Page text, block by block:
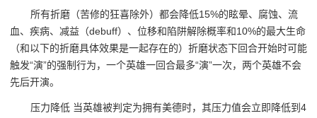
所有折磨（苦修的狂喜除外）都会降低15%的眩晕、腐蚀、流
血、疾病、减益（debuff）、位移和陷阱解除概率和10%的最大生命
（和以下的折磨具体效果是一起存在的）折磨状态下回合开始时可能
触发“演”的强制行为，一个英雄一回合最多“演”一次，两个英雄不会
先后开演。
压力降低 当英雄被判定为拥有美德时，其压力值会立即降低到4